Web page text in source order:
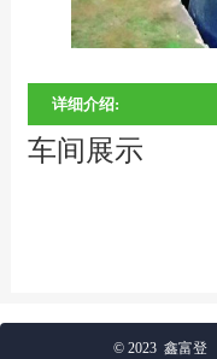
详细介绍:
车间展示
© 2023 鑫富登